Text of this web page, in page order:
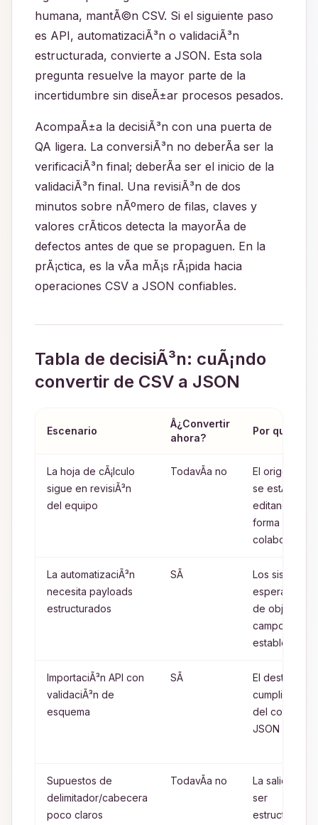
humana, mantÃ©n CSV. Si el siguiente paso
es API, automatizaciÃ³n o validaciÃ³n
estructurada, convierte a JSON. Esta sola
pregunta resuelve la mayor parte de la
incertidumbre sin diseÃ±ar procesos pesados.
AcompaÃ±a la decisiÃ³n con una puerta de
QA ligera. La conversiÃ³n no deberÃ­a ser la
verificaciÃ³n final; deberÃ­a ser el inicio de la
validaciÃ³n final. Una revisiÃ³n de dos
minutos sobre nÃºmero de filas, claves y
valores crÃ­ticos detecta la mayorÃ­a de
defectos antes de que se propaguen. En la
prÃ¡ctica, es la vÃ­a mÃ¡s rÃ¡pida hacia
operaciones CSV a JSON confiables.
Tabla de decisiÃ³n: cuÃ¡ndo
convertir de CSV a JSON
Escenario
Â¿Convertir
ahora?
Por quÃ©
La hoja de cÃ¡lculo
sigue en revisiÃ³n
del equipo
TodavÃ­a no
El origen
se estÃ¡
editando de
forma
colaborativa
La automatizaciÃ³n
necesita payloads
estructurados
SÃ­
Los sistemas
esperan
de objeto y
campos
estables
ImportaciÃ³n API con
validaciÃ³n de
esquema
SÃ­
El destino
cumplimiento
del contrato
JSON
Supuestos de
delimitador/cabecera
poco claros
TodavÃ­a no
La salida
ser